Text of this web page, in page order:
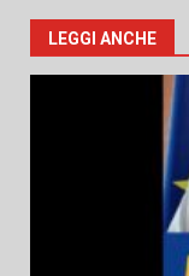
LEGGI ANCHE